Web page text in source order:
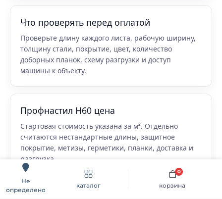
Не
определено
каталог корзина
0
Что проверять перед оплатой
Проверьте длину каждого листа, рабочую ширину,
толщину стали, покрытие, цвет, количество
доборных планок, схему разгрузки и доступ
машины к объекту.
Профнастил Н60 цена
Стартовая стоимость указана за м². Отдельно
считаются нестандартные длины, защитное
покрытие, метизы, герметики, планки, доставка и
разгрузка.